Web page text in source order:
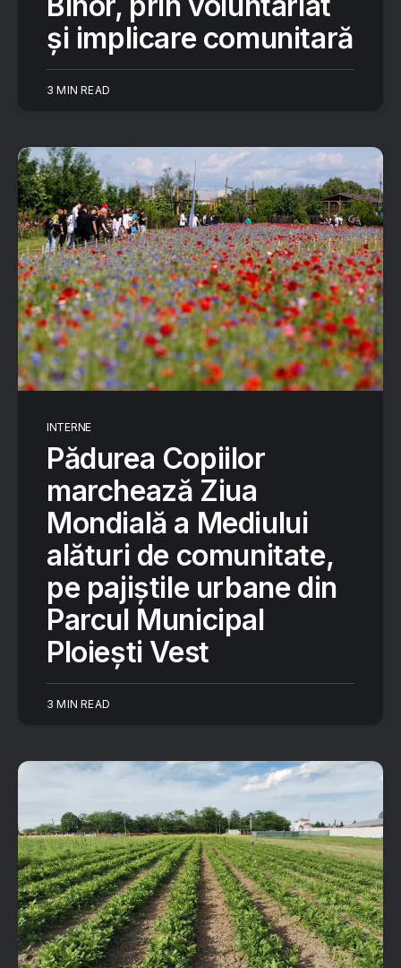
și implicare comunitară
3 MIN READ
INTERNE
Pădurea Copiilor
marchează Ziua
Mondială a Mediului
alături de comunitate,
pe pajiștile urbane din
Parcul Municipal
Ploiești Vest
3 MIN READ